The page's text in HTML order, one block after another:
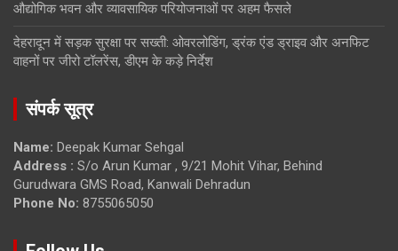
औद्योगिक भवन और व्यावसायिक परियोजनाओं पर अहम फैसले
देहरादून में सड़क सुरक्षा पर सख्ती: ओवरलोडिंग, ड्रंक एंड ड्राइव और अनफिट
वाहनों पर जीरो टॉलरेंस, डीएम के कड़े निर्देश
संपर्क सूत्र
Name: Deepak Kumar Sehgal
Address : S/o Arun Kumar , 9/21 Mohit Vihar, Behind
Gurudwara GMS Road, Kanwali Dehradun
Phone No: 8755065050